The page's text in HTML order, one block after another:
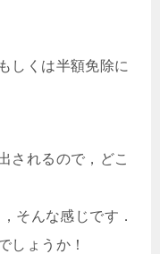
しくは半額免除に
されるので，どこ
そんな感じです．
しょうか！